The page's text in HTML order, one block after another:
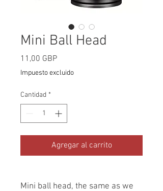
Mini Ball Head
11,00 GBPPrecio
Impuesto excluido
Cantidad *
Agregar al carrito
Mini ball head, the same as we